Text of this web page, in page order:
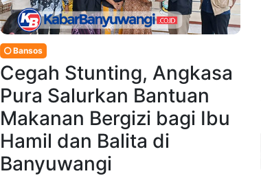
Bansos
Cegah Stunting, Angkasa
Pura Salurkan Bantuan
Makanan Bergizi bagi Ibu
Hamil dan Balita di
Banyuwangi